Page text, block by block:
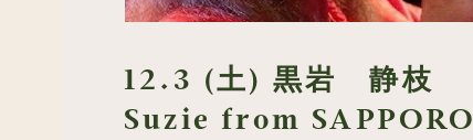
12.3 (土) 黒岩 静枝
Suzie from SAPPORO